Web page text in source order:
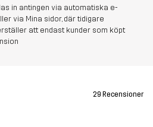
in antingen via automatiska e-
via Mina sidor, där tidigare
att endast kunder som köpt
29 Recensioner